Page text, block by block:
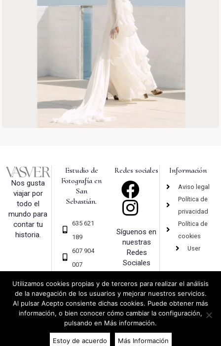
Nos gusta
viajar por
todo el
mundo para
contar tu
historia.
Estudio de
Fotografía en
San
Sebastián.
635 621
189
607 904
007
ver.com
Redes sociales
Síguenos en
nuestras
Redes
Sociales
Información
Aviso legal
Política de
privacidad
Política de
cookies
User
Copyright 2019 © Vasver – Fotografía – San Sebastián |
Utilizamos cookies propias y de terceros para realizar el análisis
de la navegación de los usuarios y mejorar nuestros servicios.
Al pulsar Acepto consiente dichas cookies. Puede obtener más
información, o bien conocer cómo cambiar la configuración,
pulsando en Más información.
Estoy de acuerdo Más Información